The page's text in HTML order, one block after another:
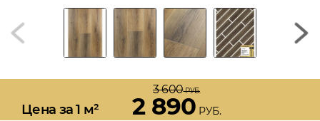
Цена за 1 м²
3 600РУБ.
2 890 РУБ.